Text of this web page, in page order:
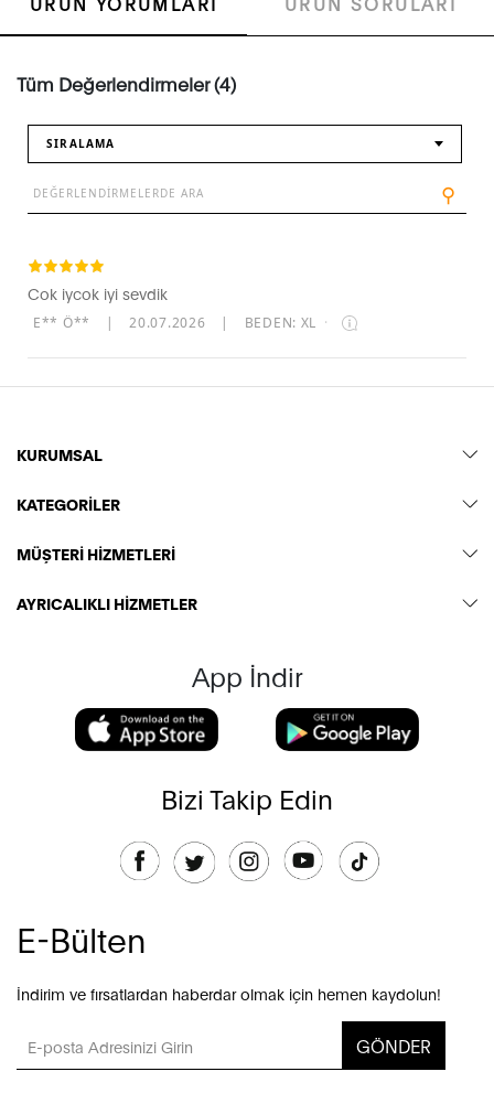
Tüm Değerlendirmeler (4)
SIRALAMA
⚲
Cok iycok iyi sevdik
E** Ö** | 20.07.2026 | BEDEN: XL ·
KURUMSAL
KATEGORİLER
MÜŞTERİ HİZMETLERİ
AYRICALIKLI HİZMETLER
App İndir
Bizi Takip Edin
E-Bülten
İndirim ve fırsatlardan haberdar olmak için hemen kaydolun!
GÖNDER